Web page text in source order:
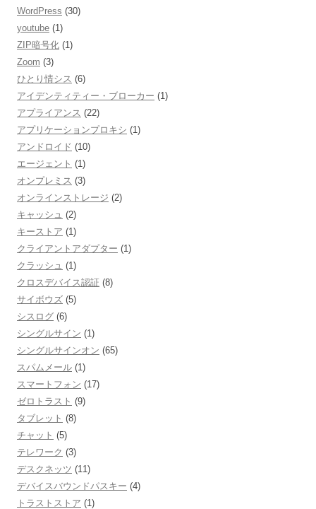
WordPress (30)
youtube (1)
ZIP暗号化 (1)
Zoom (3)
ひとり情シス (6)
アイデンティティー・ブローカー (1)
アプライアンス (22)
アプリケーションプロキシ (1)
アンドロイド (10)
エージェント (1)
オンプレミス (3)
オンラインストレージ (2)
キャッシュ (2)
キーストア (1)
クライアントアダプター (1)
クラッシュ (1)
クロスデバイス認証 (8)
サイボウズ (5)
シスログ (6)
シングルサイン (1)
シングルサインオン (65)
スパムメール (1)
スマートフォン (17)
ゼロトラスト (9)
タブレット (8)
チャット (5)
テレワーク (3)
デスクネッツ (11)
デバイスバウンドパスキー (4)
トラストストア (1)